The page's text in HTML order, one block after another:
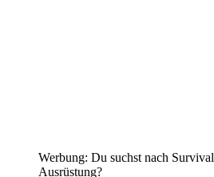
Werbung: Du suchst nach Survival
Ausrüstung?